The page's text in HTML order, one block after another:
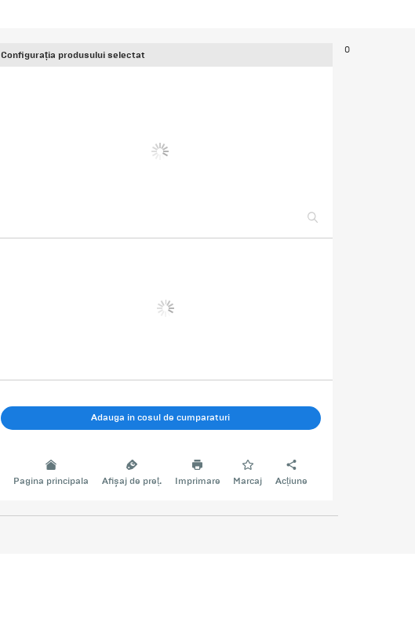
Configurația produsului selectat
Adauga in cosul de cumparaturi
Pagina principala Afișaj de preț. Imprimare Marcaj Acțiune
0